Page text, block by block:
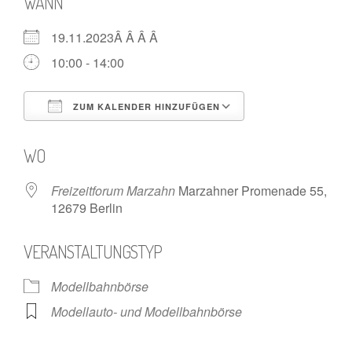
19.11.2023Â Â Â Â
10:00 - 14:00
ZUM KALENDER HINZUFÜGEN
WO
Freizeitforum Marzahn Marzahner Promenade 55,
12679 Berlin
VERANSTALTUNGSTYP
Modellbahnbörse
Modellauto- und Modellbahnbörse